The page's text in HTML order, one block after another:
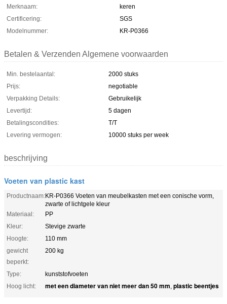
Merknaam:
keren
Certificering:
SGS
Modelnummer:
KR-P0366
Betalen & Verzenden Algemene voorwaarden
Min. bestelaantal:
2000 stuks
Prijs:
negotiable
Verpakking Details:
Gebruikelijk
Levertijd:
5 dagen
Betalingscondities:
T/T
Levering vermogen:
10000 stuks per week
beschrijving
Voeten van plastic kast
Productnaam:KR-P0366 Voeten van meubelkasten met een conische vorm,
zwarte of lichtgele kleur
Materiaal:
PP
Kleur:
Stevige zwarte
Hoogte:
110 mm
gewicht
beperkt:
200 kg
Type:
kunststofvoeten
Hoog licht:
met een diameter van niet meer dan 50 mm, plastic beentjes